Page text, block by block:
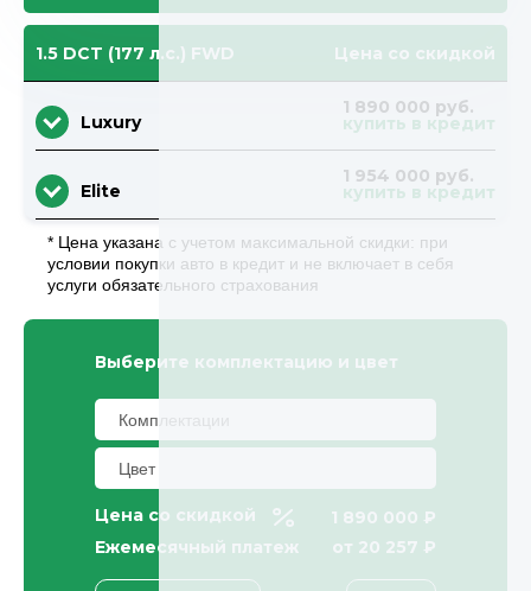
1.5 DCT (177 л.с.) FWD Цена со скидкой
Luxury
1 890 000 руб.
купить в кредит
Elite
1 954 000 руб.
купить в кредит
* Цена указана с учетом максимальной скидки: при
условии покупки авто в кредит и не включает в себя
услуги обязательного страхования
Выберите комплектацию и цвет
Цена со скидкой
1 890 000 ₽
Ежемесячный платеж
от 20 257 ₽